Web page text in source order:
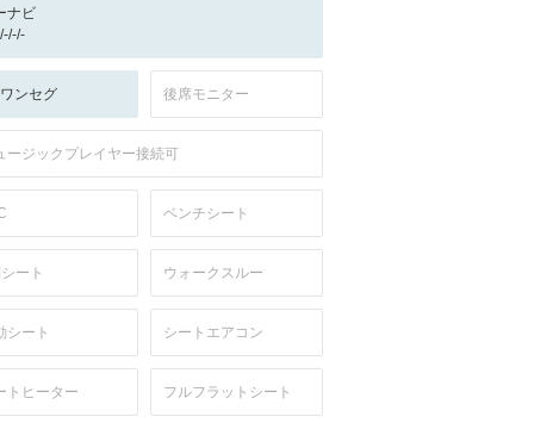
ナビ
ンセグ 後席モニター
ージックプレイヤー接続可
ベンチシート
ート ウォークスルー
シート シートエアコン
トヒーター フルフラットシート